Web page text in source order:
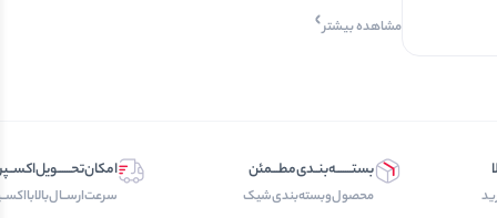
مشاهده بیشتر
بستـــــــه‌بنــدی‌مطـــمئن
محصول‌و‌بسته‌بندی‌‌شیک